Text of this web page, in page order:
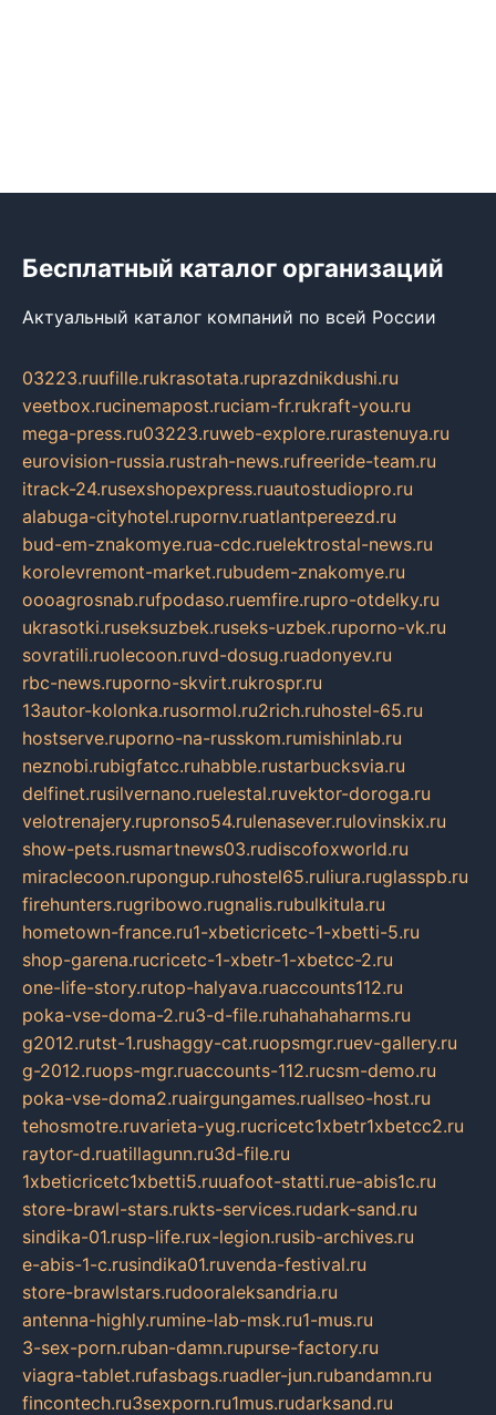
Бесплатный каталог организаций
Актуальный каталог компаний по всей России
03223.ruufille.rukrasotata.ruprazdnikdushi.ru
veetbox.rucinemapost.ruciam-fr.rukraft-you.ru
mega-press.ru03223.ruweb-explore.rurastenuya.ru
eurovision-russia.rustrah-news.rufreeride-team.ru
itrack-24.rusexshopexpress.ruautostudiopro.ru
alabuga-cityhotel.rupornv.ruatlantpereezd.ru
bud-em-znakomye.rua-cdc.ruelektrostal-news.ru
korolevremont-market.rubudem-znakomye.ru
oooagrosnab.rufpodaso.ruemfire.rupro-otdelky.ru
ukrasotki.ruseksuzbek.ruseks-uzbek.ruporno-vk.ru
sovratili.ruolecoon.ruvd-dosug.ruadonyev.ru
rbc-news.ruporno-skvirt.rukrospr.ru
13autor-kolonka.rusormol.ru2rich.ruhostel-65.ru
hostserve.ruporno-na-russkom.rumishinlab.ru
neznobi.rubigfatcc.ruhabble.rustarbucksvia.ru
delfinet.rusilvernano.ruelestal.ruvektor-doroga.ru
velotrenajery.rupronso54.rulenasever.rulovinskix.ru
show-pets.rusmartnews03.rudiscofoxworld.ru
miraclecoon.rupongup.ruhostel65.ruliura.ruglasspb.ru
firehunters.rugribowo.rugnalis.rubulkitula.ru
hometown-france.ru1-xbeticricetc-1-xbetti-5.ru
shop-garena.rucricetc-1-xbetr-1-xbetcc-2.ru
one-life-story.rutop-halyava.ruaccounts112.ru
poka-vse-doma-2.ru3-d-file.ruhahahaharms.ru
g2012.rutst-1.rushaggy-cat.ruopsmgr.ruev-gallery.ru
g-2012.ruops-mgr.ruaccounts-112.rucsm-demo.ru
poka-vse-doma2.ruairgungames.ruallseo-host.ru
tehosmotre.ruvarieta-yug.rucricetc1xbetr1xbetcc2.ru
raytor-d.ruatillagunn.ru3d-file.ru
1xbeticricetc1xbetti5.ruuafoot-statti.rue-abis1c.ru
store-brawl-stars.rukts-services.rudark-sand.ru
sindika-01.rusp-life.rux-legion.rusib-archives.ru
e-abis-1-c.rusindika01.ruvenda-festival.ru
store-brawlstars.rudooraleksandria.ru
antenna-highly.rumine-lab-msk.ru1-mus.ru
3-sex-porn.ruban-damn.rupurse-factory.ru
viagra-tablet.rufasbags.ruadler-jun.rubandamn.ru
fincontech.ru3sexporn.ru1mus.rudarksand.ru